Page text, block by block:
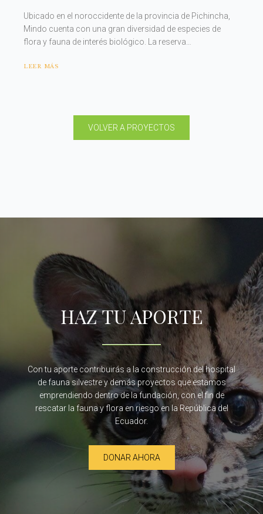
Ubicado en el noroccidente de la provincia de Pichincha,
Mindo cuenta con una gran diversidad de especies de
flora y fauna de interés biológico. La reserva…
LEER MÁS
VOLVER A PROYECTOS
HAZ TU APORTE
Con tu aporte contribuirás a la construcción del hospital
de fauna silvestre y demás proyectos que estamos
emprendiendo dentro de la fundación, con el fin de
rescatar la fauna y flora en riesgo en la República del
Ecuador.
DONAR AHORA